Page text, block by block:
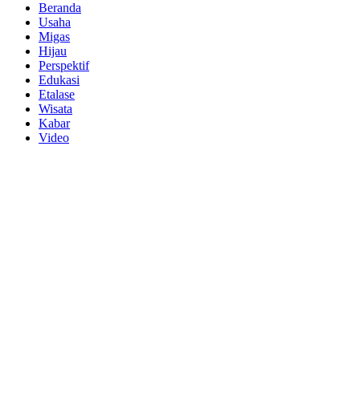
Beranda
Usaha
Migas
Hijau
Perspektif
Edukasi
Etalase
Wisata
Kabar
Video